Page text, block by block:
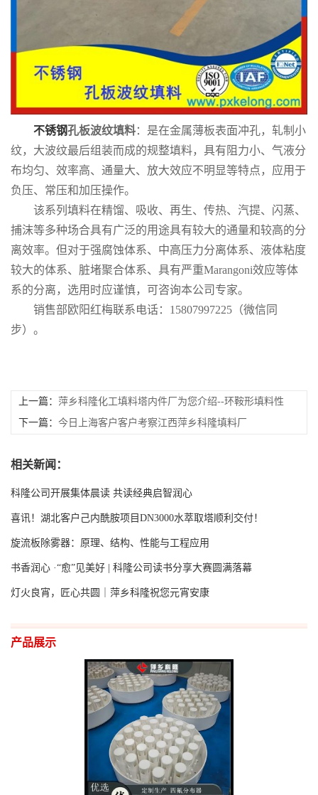
不锈钢孔板波纹填料：是在金属薄板表面冲孔，轧制小
纹，大波纹最后组装而成的规整填料，具有阻力小、气液分
布均匀、效率高、通量大、放大效应不明显等特点，应用于
负压、常压和加压操作。
该系列填料在精馏、吸收、再生、传热、汽提、闪蒸、
捕沫等多种场合具有广泛的用途具有较大的通量和较高的分
离效率。但对于强腐蚀体系、中高压力分离体系、液体粘度
较大的体系、脏堵聚合体系、具有严重Marangoni效应等体
系的分离，选用时应谨慎，可咨询本公司专家。
销售部欧阳红梅联系电话：15807997225（微信同
步）。
上一篇： 萍乡科隆化工填料塔内件厂为您介绍--环鞍形填料性
能参数
下一篇： 今日上海客户客户考察江西萍乡科隆填料厂
相关新闻：
科隆公司开展集体晨读 共读经典启智润心
喜讯！湖北客户己内酰胺项目DN3000水萃取塔顺利交付！
旋流板除雾器：原理、结构、性能与工程应用
书香润心 ·“愈”见美好 | 科隆公司读书分享大赛圆满落幕
灯火良宵，匠心共圆｜萍乡科隆祝您元宵安康
产品展示